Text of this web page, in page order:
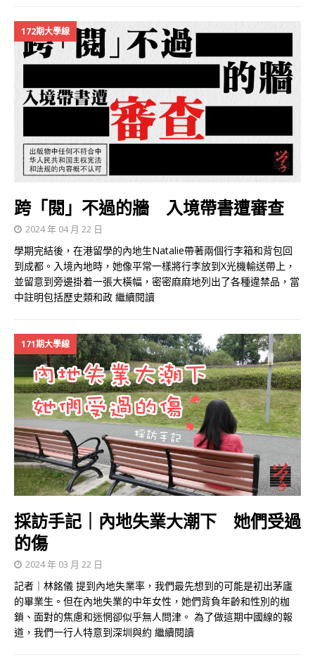
172期大學線
跨「閱」不過的牆 入境帶書遭審查
2024 年 04 月 22 日
學期完結後，在港留學的內地生Natalie帶著兩個行李箱和背包回
到成都。入境內地時，她像平常一樣將行李放到X光機輸送帶上，
並留意到旁邊掛着一張大橫幅，密密麻麻地列出了各種違禁品，當
中註明包括歷史類和政 繼續閱讀
171期大學線
採訪手記｜內地失業大潮下 她們受過
的傷
2024 年 03 月 22 日
記者｜林銘儀 提到內地失業率，我們最先想到的可能是初出茅廬
的畢業生。但在內地失業的中年女性，她們背負年齡和性別的枷
鎖、面對的焦慮和迷惘卻似乎無人問津。 為了做這期中國線的報
道，我們一行人特意到深圳與約 繼續閱讀